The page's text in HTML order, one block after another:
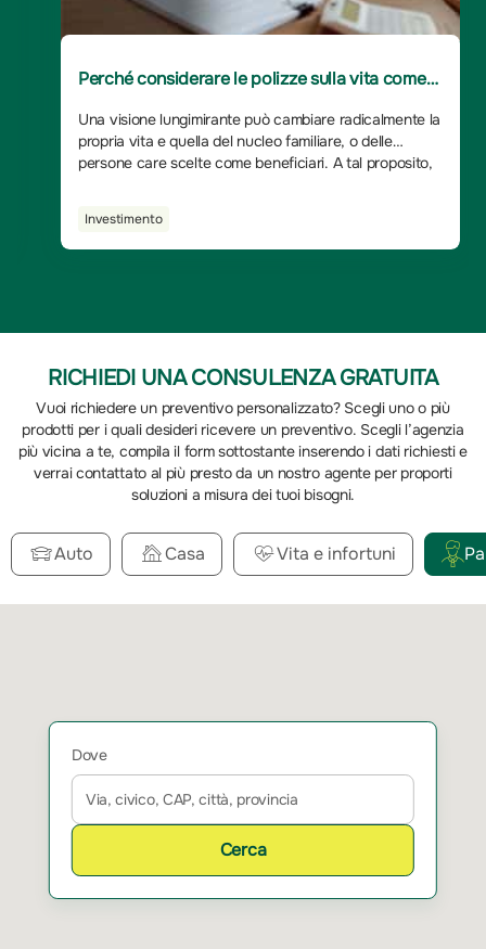
Perché considerare le polizze sulla vita come
Una visione lungimirante può cambiare radicalmente la
propria vita e quella del nucleo familiare, o delle
persone care scelte come beneficiari. A tal proposito,
possono rappresentare anche un'opportunità di
investimento.
Investimento
RICHIEDI UNA CONSULENZA GRATUITA
Vuoi richiedere un preventivo personalizzato? Scegli uno o più
prodotti per i quali desideri ricevere un preventivo. Scegli l’agenzia
più vicina a te, compila il form sottostante inserendo i dati richiesti e
verrai contattato al più presto da un nostro agente per proporti
soluzioni a misura dei tuoi bisogni.
Auto Casa Vita e infortuni
Dove
Cerca